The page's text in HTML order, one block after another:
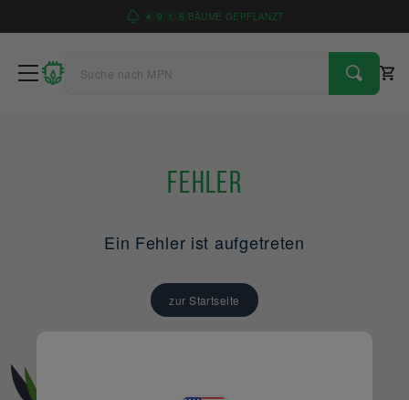
4 9 1 6 BÄUME GEPFLANZT
Fehler
Ein Fehler ist aufgetreten
zur Startseite